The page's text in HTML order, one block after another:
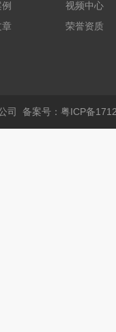
章
视频中心
荣誉资质
司 备案号：粤ICP备